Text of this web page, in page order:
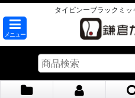
タイピンーブラックミ
メニュー